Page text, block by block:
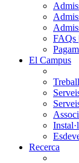
FAQs
El Campus
Recerca